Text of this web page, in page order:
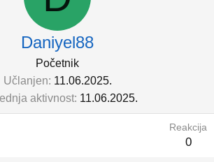
Daniyel88
Početnik
Učlanjen 11.06.2025.
aktivnost 11.06.2025.
Reakcija
0